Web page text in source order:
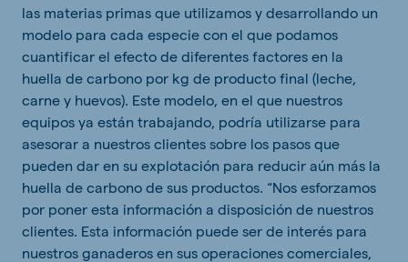
las materias primas que utilizamos y desarrollando un
modelo para cada especie con el que podamos
cuantificar el efecto de diferentes factores en la
huella de carbono por kg de producto final (leche,
carne y huevos). Este modelo, en el que nuestros
equipos ya están trabajando, podría utilizarse para
asesorar a nuestros clientes sobre los pasos que
pueden dar en su explotación para reducir aún más la
huella de carbono de sus productos. “Nos esforzamos
por poner esta información a disposición de nuestros
clientes. Esta información puede ser de interés para
nuestros ganaderos en sus operaciones comerciales,